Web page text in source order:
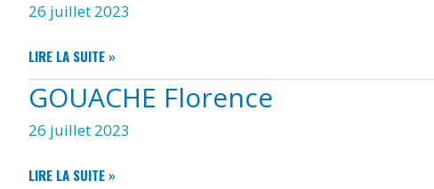
26 juillet 2023
NOSBE
ADÈLE
LIRE LA SUITE »
GOUACHE Florence
26 juillet 2023
GOUACHE
LIRE LA SUITE »